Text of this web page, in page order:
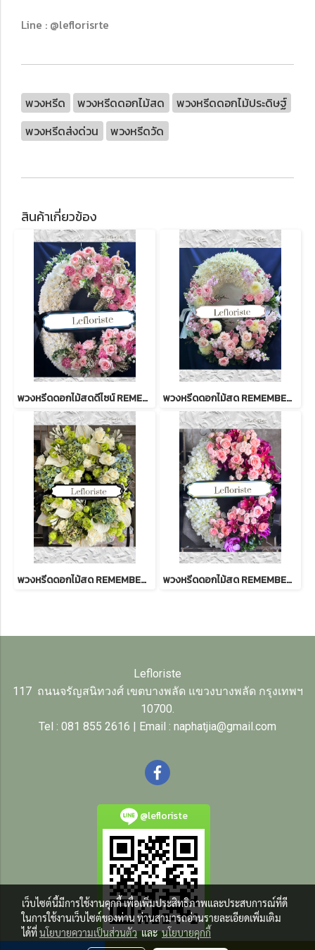
Line : @leflorisrte
พวงหรีด พวงหรีดดอกไม้สด
พวงหรีดดอกไม้ประดิษฐ์
พวงหรีดส่งด่วน
พวงหรีดวัด
สินค้าเกี่ยวข้อง
พวงหรีดดอกไม้สดดีไซน์ REMEMBER 67 สง่างาม | บริการส่งด่วนถึงวัด พวงหรีดดอกไม้สด REMEMBER 60 ดีไซน์สง่างาม | บริการส่งด่วนถึงวัด
พวงหรีดดอกไม้สด REMEMBER 56 ดีไซน์สง่างาม | บริการส่งด่วนถึงวัด พวงหรีดดอกไม้สด REMEMBER 58 ดีไซน์สง่างาม | บริการส่งด่วนถึงวัด
Lefloriste
117 ถนนจรัญสนิทวงศ์ เขตบางพลัด แขวงบางพลัด กรุงเทพฯ
10700.
Tel : 081 855 2616 | Email : naphatjia@gmail.com
@lefloriste
เว็บไซต์นี้มีการใช้งานคุกกี้ เพื่อเพิ่มประสิทธิภาพและประสบการณ์ที่ดี
ในการใช้งานเว็บไซต์ของท่าน ท่านสามารถอ่านรายละเอียดเพิ่มเติม
ได้ที่นโยบายความเป็นส่วนตัวและนโยบายคุกกี้